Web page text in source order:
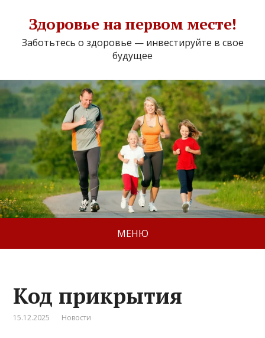
Здоровье на первом месте!
Заботьтесь о здоровье — инвестируйте в свое
будущее
МЕНЮ
Код прикрытия
15.12.2025 Новости